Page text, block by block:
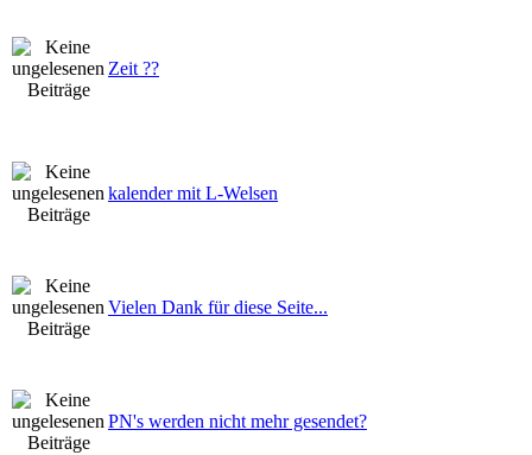
Zeit ??
kalender mit L-Welsen
Vielen Dank für diese Seite...
PN's werden nicht mehr gesendet?